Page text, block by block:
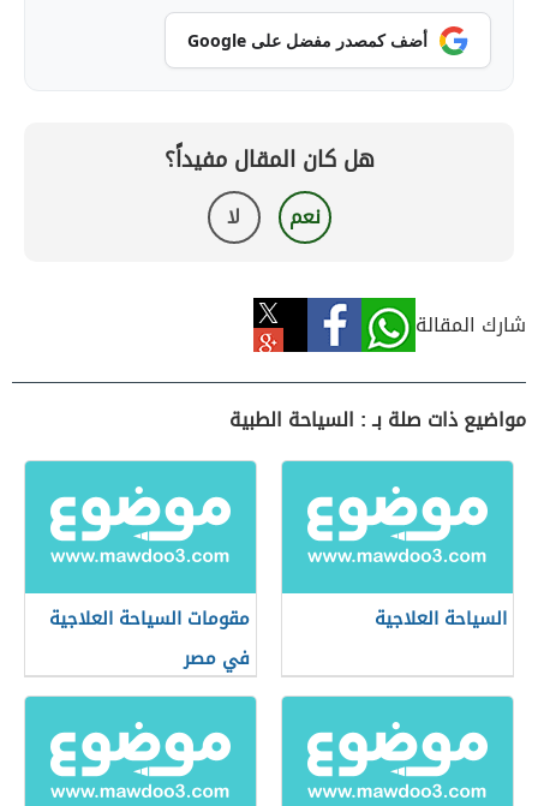
أضف كمصدر مفضل على Google
هل كان المقال مفيداً؟
نعم لا
شارك المقالة
مواضيع ذات صلة بـ : السياحة الطبية
السياحة العلاجية
مقومات السياحة العلاجية
في مصر